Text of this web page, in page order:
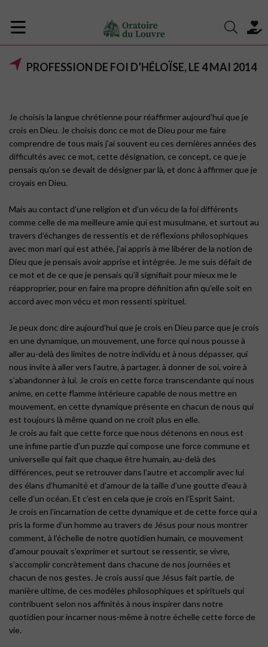
PROFESSION DE FOI D’HÉLOÏSE, LE 4 MAI 2014
Je choisis la langue chrétienne pour réaffirmer aujourd’hui que je
crois en Dieu. Je choisis donc ce mot de Dieu pour me faire
comprendre de tous mais j’ai souvent eu ces dernières années des
difficultés avec ce mot, cette désignation, ce concept, ce que je
pensais qu’on se devait de désigner par là, et donc à affirmer que je
croyais en Dieu.
Mais au contact d’une religion et d’un vécu de la foi différents
comme celle de ma meilleure amie qui est musulmane, et surtout au
travers d’échanges de ressentis et de réflexions philosophiques
avec mon mari qui est athée, j’ai appris à me libérer de la notion de
Dieu que je pensais avoir apprise et intégrée. Je me suis défait de
ce mot et de ce que je pensais qu’il signifiait pour mieux me le
réapproprier, pour en faire ma propre définition afin qu’elle soit en
accord avec mon vécu et mon ressenti spirituel.
Je peux donc dire aujourd’hui que je crois en Dieu parce que je crois
en une dynamique, un mouvement, une force qui nous pousse à
aller au-delà des limites de notre individu et à nous dépasser, qui
nous invite à aller vers l’autre, à partager, à donner de soi, voire à
s’abandonner à lui. Je crois en cette force transcendante qui nous
anime, en cette flamme intérieure capable de nous mettre en
mouvement, en cette dynamique présente en chacun de nous qui
est toujours là même quand on ne croit plus en elle.
Je crois au fait que cette force que nous détenons en nous est
une infime partie d’un puzzle qui compose une force commune et
universelle qui fait que chaque être humain, au-delà des
différences, peut se retrouver dans l’autre et accomplir avec lui
des élans d’humanité et d’amour de la taille d’une goutte d’eau à
celle d’un océan. Et c’est en cela que je crois en l’Esprit Saint.
Je crois en l’incarnation de cette dynamique et de cette force qui a
pris la forme d’un homme au travers de Jésus pour nous montrer
comment, à l’échelle de notre quotidien humain, ce mouvement
d’amour pouvait s’exprimer et surtout se ressentir, se vivre,
s’accomplir concrètement dans chacune de nos journées et
chacun de nos gestes. Je crois aussi que Jésus fait partie, de
manière ultime, de ces modèles philosophiques et spirituels qui
contribuent selon nos affinités à nous inspirer dans notre
quotidien pour incarner nous-même à notre échelle cette force de
vie.